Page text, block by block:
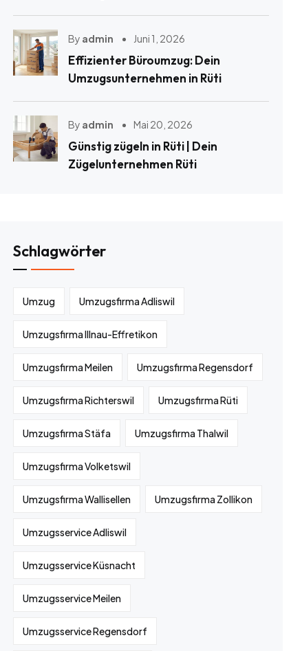
By admin Juni 1, 2026
Effizienter Büroumzug: Dein
Umzugsunternehmen in Rüti
By admin Mai 20, 2026
Günstig zügeln in Rüti | Dein
Zügelunternehmen Rüti
Schlagwörter
Umzug Umzugsfirma Adliswil
Umzugsfirma Illnau-Effretikon
Umzugsfirma Meilen Umzugsfirma Regensdorf
Umzugsfirma Richterswil Umzugsfirma Rüti
Umzugsfirma Stäfa Umzugsfirma Thalwil
Umzugsfirma Volketswil
Umzugsfirma Wallisellen Umzugsfirma Zollikon
Umzugsservice Adliswil
Umzugsservice Küsnacht
Umzugsservice Meilen
Umzugsservice Regensdorf